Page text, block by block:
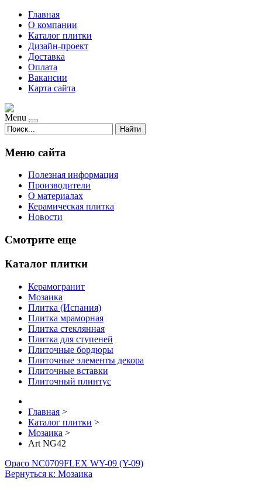
Главная
О компании
Каталог плитки
Дизайн-проект
Доставка
Оплата
Вакансии
Карта сайта
Menu
Найти
Меню сайта
Полезная информация
Производители
О материалах
Керамическая плитка
Новости
Смотрите еще
Каталог плитки
Керамогранит
Мозаика
Плитка (Испания)
Плитка мраморная
Плитка стеклянная
Плитка для ступеней
Плиточные бордюры
Плиточные элементы декора
Плиточные вставки
Плиточный плинтус
Главная >
Каталог плитки >
Мозаика >
Аrt NG42
Opaco NC0709FLEX WY-09 (Y-09)
Вернуться к: Мозаика